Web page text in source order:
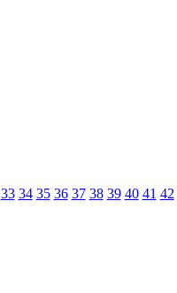
33 34 35 36 37 38 39 40 41 42